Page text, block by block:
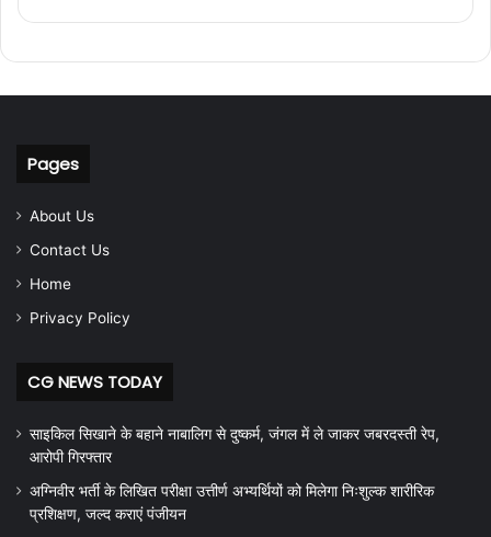
Pages
About Us
Contact Us
Home
Privacy Policy
CG NEWS TODAY
साइकिल सिखाने के बहाने नाबालिग से दुष्कर्म, जंगल में ले जाकर जबरदस्ती रेप,
आरोपी गिरफ्तार
अग्निवीर भर्ती के लिखित परीक्षा उत्तीर्ण अभ्यर्थियों को मिलेगा निःशुल्क शारीरिक
प्रशिक्षण, जल्द कराएं पंजीयन